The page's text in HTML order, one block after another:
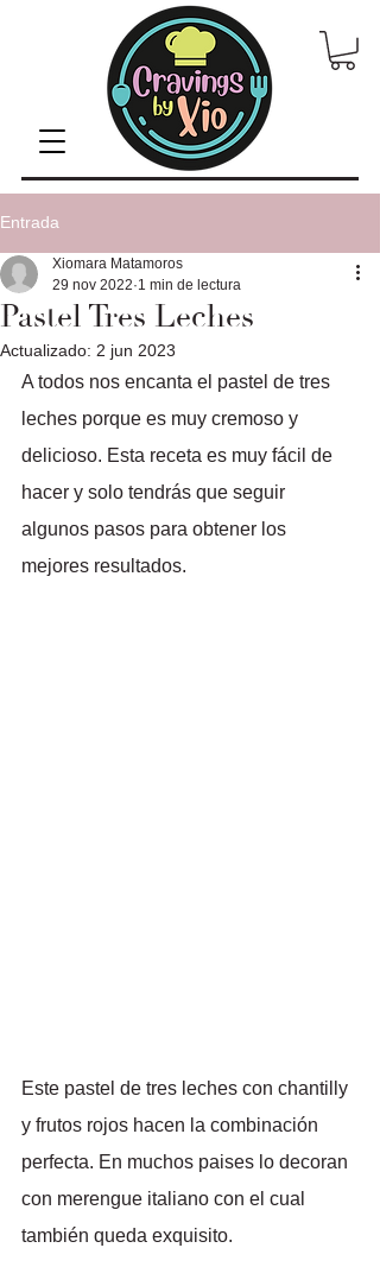
Entrada
Pastel Tres Leches
Xiomara Matamoros
29 nov 2022 1 min de lectura
Actualizado: 2 jun 2023
A todos nos encanta el pastel de tres
leches porque es muy cremoso y
delicioso. Esta receta es muy fácil de
hacer y solo tendrás que seguir
algunos pasos para obtener los
mejores resultados.
Este pastel de tres leches con chantilly
y frutos rojos hacen la combinación
perfecta. En muchos paises lo decoran
con merengue italiano con el cual
también queda exquisito.